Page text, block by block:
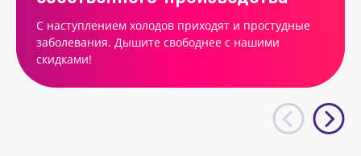
С наступлением холодов приходят и простудные
заболевания. Дышите свободнее с нашими
скидками!